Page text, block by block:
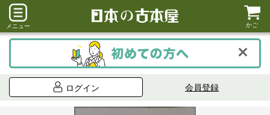
メニュー かご
ログイン 会員登録